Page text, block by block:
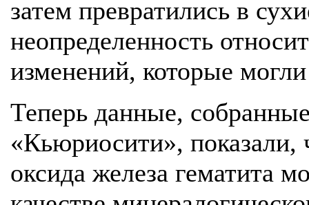
затем превратились в
неопределенность
изменений, которые
Теперь данные,
«Кьюриосити», показали,
оксида железа гематита